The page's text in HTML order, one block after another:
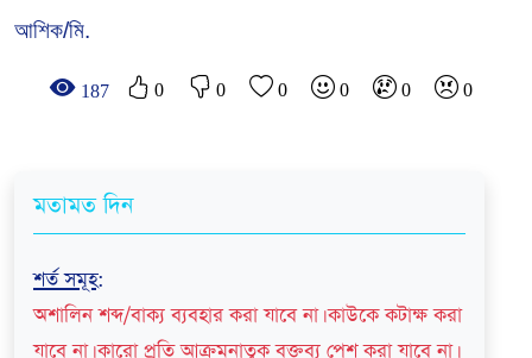
আশিক/মি.
187 0 0 0 0 0 0
মতামত দিন
শর্ত সমূহ:
অশালিন শব্দ/বাক্য ব্যবহার করা যাবে না। কাউকে কটাক্ষ করা
যাবে না। কারো প্রতি আক্রমনাত্বক বক্তব্য পেশ করা যাবে না।